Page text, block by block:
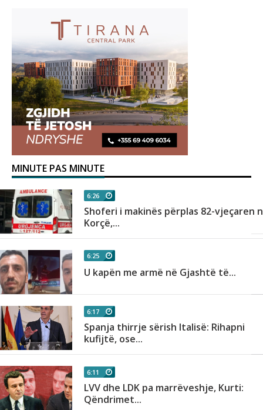
MINUTE PAS MINUTE
6:26
Shoferi i makinës përplas 82-vjeçaren
Korçë,...
6:25
U kapën me armë në Gjashtë të...
6:17
Spanja thirrje sërish Italisë: Rihapni
kufijtë, ose...
6:11
LVV dhe LDK pa marrëveshje, Kurti:
Qëndrimet...